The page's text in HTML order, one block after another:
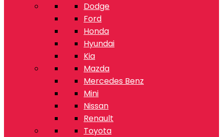
Dodge
Ford
Honda
Hyundai
Kia
Mazda
Mercedes Benz
Mini
Nissan
Renault
Toyota